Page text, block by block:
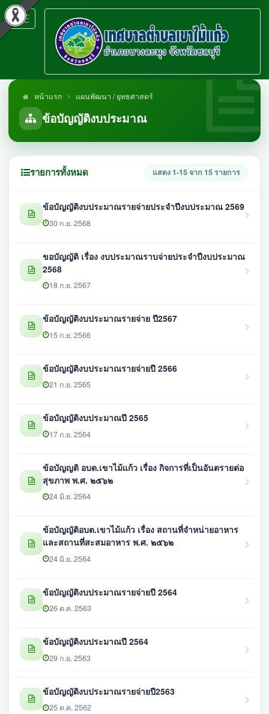
Toggle
navigation
หน้าแรก แผนพัฒนา / ยุทธศาสตร์
ข้อบัญญัติงบประมาณ
รายการทั้งหมด แสดง 1-15 จาก 15 รายการ
ข้อบัญญัติงบประมาณรายจ่ายประจำปีงบประมาณ 2569
30 ก.ย. 2568
ขอบัญญัติ เรื่อง งบประมาณราบจ่ายประจำปีงบประมาณ
2568
18 ก.ย. 2567
ข้อบัญญัติงบประมาณรายจ่าย ปี2567
15 ก.ย. 2566
ข้อบัญญัติงบประมาณรายจ่ายปี 2566
21 ก.ย. 2565
ข้อบัญญัติงบประมาณปี 2565
17 ก.ย. 2564
ข้อบัญญติ อบต.เขาไม้แก้ว เรื่อง กิจการที่เป็นอันตรายต่อ
สุขภาพ พ.ศ. ๒๕๖๒
24 มิ.ย. 2564
ข้อบัญญัติอบต.เขาไม้แก้ว เรื่อง สถานที่จำหน่ายอาหาร
และสถานที่สะสมอาหาร พ.ศ. ๒๕๖๒
24 มิ.ย. 2564
ข้อบัญญัติงบประมาณรายจ่ายปี 2564
26 ต.ค. 2563
ข้อบัญญัติงบประมาณปี 2564
29 ก.ย. 2563
ข้อบัญญัติงบประมาณรายจ่ายปี2563
25 ต.ค. 2562